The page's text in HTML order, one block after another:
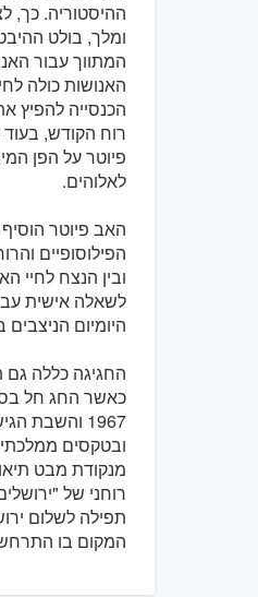
ההיסטוריה. כך,
ומלך, בולט
המתווך עבור
האנושות כולה
הכנסייה להפיץ
רוח הקודש,
פיוטר על הפן
לאלוהים.
האב פיוטר הוסיף
הפילוסופיים
ובין הנצח לחיי
לשאלה אישית
היומיום הניצבים
החגיגה כללה גם
כאשר החג חל
1967
ובטקסים
מנקודת מבט
רוחני של
תפילה לשלום
המקום בו